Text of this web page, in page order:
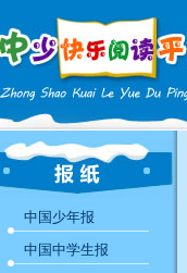
中国少年报
中国中学生报